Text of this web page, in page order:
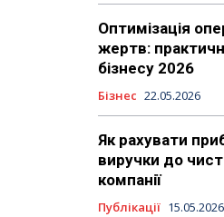
Оптимізація
жертв:
бізнесу 2026
Бізнес 22.05.2026
Як рахувати
виручки до
компанії
Публікації 15.05.2026